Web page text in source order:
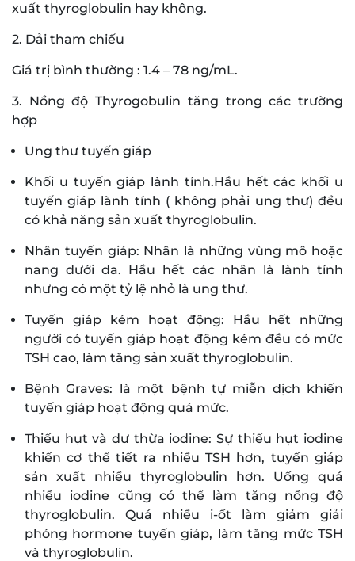
xuất thyroglobulin hay không.
2. Dải tham chiếu
Giá trị bình thường : 1.4 – 78 ng/mL.
3. Nồng độ Thyrogobulin tăng trong các trường
hợp
Ung thư tuyến giáp
Khối u tuyến giáp lành tính.Hầu hết các khối u
tuyến giáp lành tính ( không phải ung thư) đều
có khả năng sản xuất thyroglobulin.
Nhân tuyến giáp: Nhân là những vùng mô hoặc
nang dưới da. Hầu hết các nhân là lành tính
nhưng có một tỷ lệ nhỏ là ung thư.
Tuyến giáp kém hoạt động: Hầu hết những
người có tuyến giáp hoạt động kém đều có mức
TSH cao, làm tăng sản xuất thyroglobulin.
Bệnh Graves: là một bệnh tự miễn dịch khiến
tuyến giáp hoạt động quá mức.
Thiếu hụt và dư thừa iodine: Sự thiếu hụt iodine
khiến cơ thể tiết ra nhiều TSH hơn, tuyến giáp
sản xuất nhiều thyroglobulin hơn. Uống quá
nhiều iodine cũng có thể làm tăng nồng độ
thyroglobulin. Quá nhiều i-ốt làm giảm giải
phóng hormone tuyến giáp, làm tăng mức TSH
và thyroglobulin.